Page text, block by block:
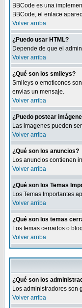
BBCode es una
BBCode, el enlace
Volver arriba
¿Puedo usar HTML?
Depende de que el
Volver arriba
¿Qué son los smileys?
Smileys o emotíconos
envias un mensaje.
Volver arriba
¿Puedo postear
Las imagenes pueden
Volver arriba
¿Qué son los anuncios?
Los anuncios contienen
Volver arriba
¿Qué son los Temas
Los Temas Importantes
Volver arriba
¿Qué son los temas
Los temas cerrados o
Volver arriba
¿Qué son los
Los administradores son
Volver arriba